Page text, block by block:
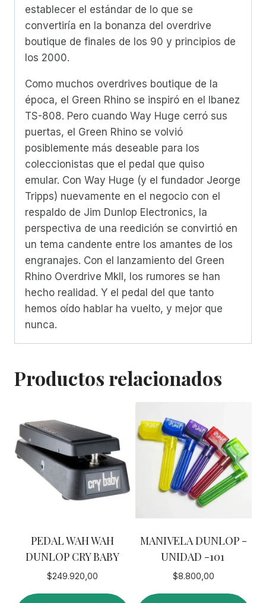
establecer el estándar de lo que se
convertiría en la bonanza del overdrive
boutique de finales de los 90 y principios de
los 2000.
Como muchos overdrives boutique de la
época, el Green Rhino se inspiró en el Ibanez
TS-808. Pero cuando Way Huge cerró sus
puertas, el Green Rhino se volvió
posiblemente más deseable para los
coleccionistas que el pedal que quiso
emular. Con Way Huge (y el fundador Jeorge
Tripps) nuevamente en el negocio con el
respaldo de Jim Dunlop Electronics, la
perspectiva de una reedición se convirtió en
un tema candente entre los amantes de los
engranajes. Con el lanzamiento del Green
Rhino Overdrive MkII, los rumores se han
hecho realidad. Y el pedal del que tanto
hemos oído hablar ha vuelto, y mejor que
nunca.
Productos relacionados
PEDAL WAH WAH
DUNLOP CRY BABY
$249.920,00
MANIVELA DUNLOP -
UNIDAD -101
$8.800,00